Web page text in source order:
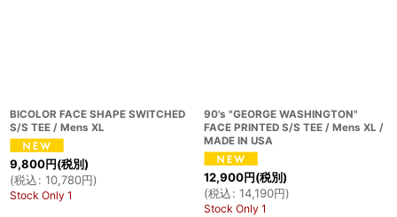
BICOLOR FACE SHAPE SWITCHED
S/S TEE / Mens XL
9,800円(税別)
(税込: 10,780円)
Stock Only 1
90's "GEORGE WASHINGTON"
FACE PRINTED S/S TEE / Mens XL /
MADE IN USA
12,900円(税別)
(税込: 14,190円)
Stock Only 1